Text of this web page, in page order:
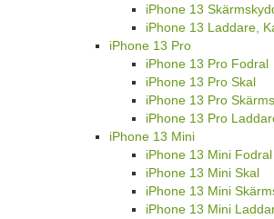
iPhone 13
iPhone 13 Laddare,
iPhone 13 Pro
iPhone 13 Pro Fodral
iPhone 13 Pro Skal
iPhone 13 Pro
iPhone 13 Pro
iPhone 13 Mini
iPhone 13 Mini Fodral
iPhone 13 Mini Skal
iPhone 13 Mini
iPhone 13 Mini